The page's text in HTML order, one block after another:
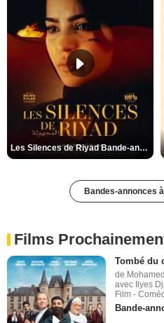
Les Silences de Riyad Bande-annonce VO STFR
Bandes-annonces
Films
Tombé du
de
avec Ilyes
Film -
Bande-